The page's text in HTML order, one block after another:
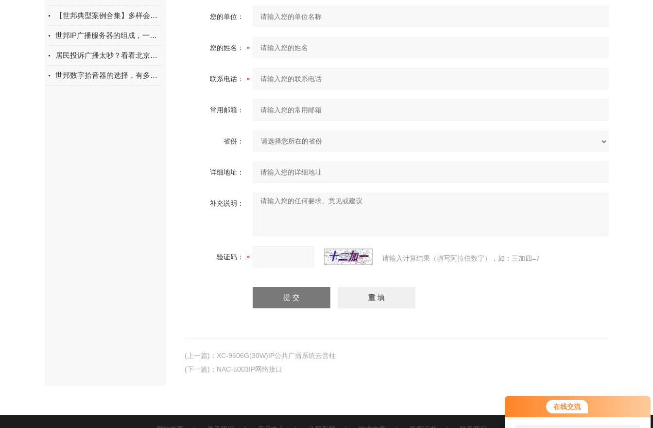
在线交流
【世邦典型案例合集】多样会议室如何部署？总有你中意的一款
世邦IP广播服务器的组成，一起来认识认识吧
居民投诉广播太吵？看看北京小学的静音操场
世邦数字拾音器的选择，有多复杂？
您的单位：
您的姓名：
联系电话：
常用邮箱：
省份：
详细地址：
补充说明：
验证码： 请输入计算结果（填写阿拉伯数字），如：三加四=7
(上一篇) ： XC-9606G(30W)IP公共广播系统云音柱
(下一篇) ： NAC-5003IP网络接口